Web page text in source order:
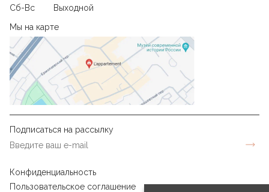
Сб-Вс
Выходной
Мы на карте
Подписаться на рассылку
Конфиденциальность
Пользовательское соглашение